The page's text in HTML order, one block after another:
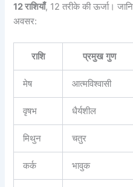
12 राशियाँ, 12 तरीके की ऊर्जा।
अवसर:
राशि प्रमुख गुण
मेष आत्मविश्वासी
वृषभ धैर्यशील
मिथुन चतुर
कर्क भावुक